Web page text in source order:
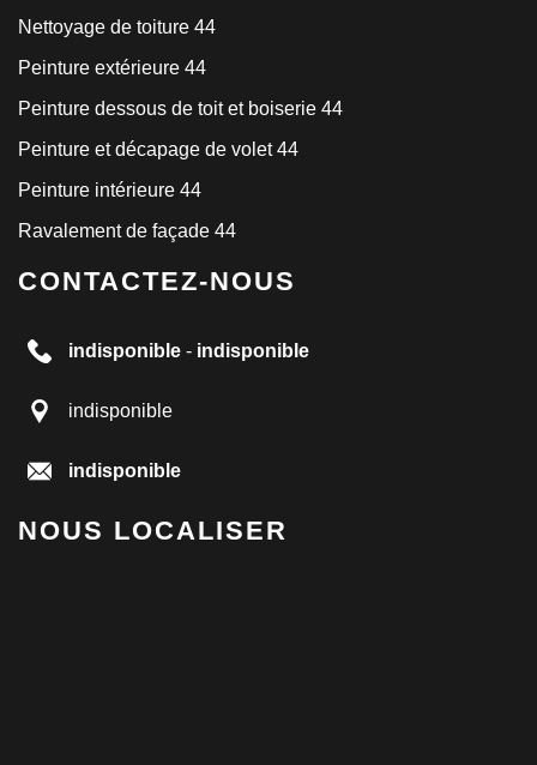
Nettoyage de toiture 44
Peinture extérieure 44
Peinture dessous de toit et boiserie 44
Peinture et décapage de volet 44
Peinture intérieure 44
Ravalement de façade 44
CONTACTEZ-NOUS
indisponible - indisponible
indisponible
indisponible
NOUS LOCALISER